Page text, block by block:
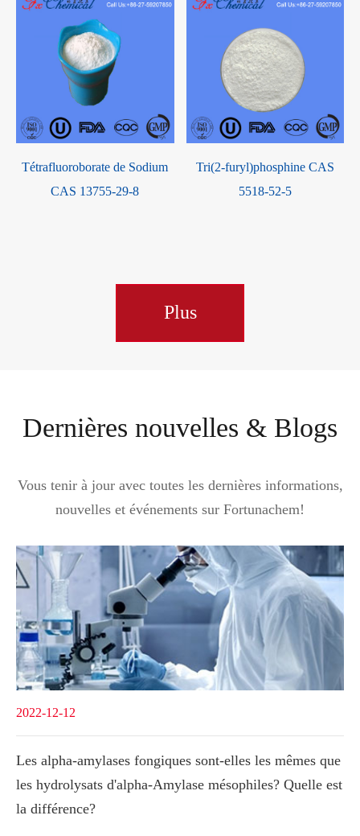
Tétrafluoroborate de Sodium
CAS 13755-29-8
Tri(2-furyl)phosphine CAS
5518-52-5
Plus
Dernières nouvelles & Blogs
Vous tenir à jour avec toutes les dernières informations,
nouvelles et événements sur Fortunachem!
2022-12-12
Les alpha-amylases fongiques sont-elles les mêmes que
les hydrolysats d'alpha-Amylase mésophiles? Quelle est
la différence?